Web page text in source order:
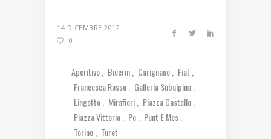
14 DICEMBRE 2012
0
Aperitivo Bicerin Carignano
Fiat
Francesca Rosso
Galleria Subalpina
Lingotto
Mirafiori
Piazza Castello
Piazza Vittorio
Po
Punt E Mes
Torino
Turet